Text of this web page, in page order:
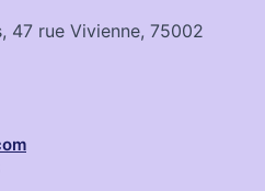
47 rue Vivienne, 75002